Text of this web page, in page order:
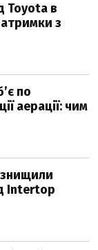
Toyota в
з
по
аерації: чим
знищили
Intertop